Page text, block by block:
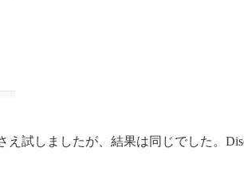
試しましたが、結果は同じでした。